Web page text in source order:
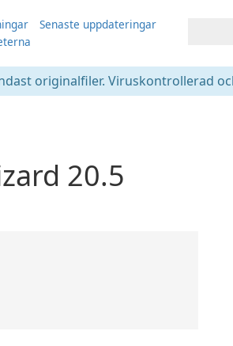
Senaste uppdateringar
originalfiler. Viruskontrollerad
20.5